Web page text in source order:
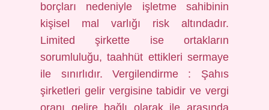
borçları nedeniyle işletme sahibinin
kişisel mal varlığı risk altındadır.
Limited şirkette ise ortakların
sorumluluğu, taahhüt ettikleri sermaye
ile sınırlıdır. Vergilendirme : Şahıs
şirketleri gelir vergisine tabidir ve vergi
oranı gelire bağlı olarak ile arasında